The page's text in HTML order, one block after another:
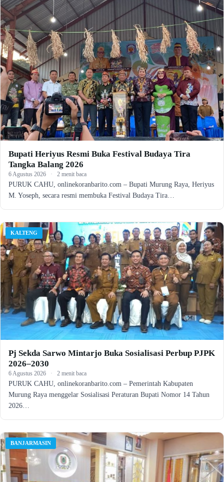
Bupati Heriyus Resmi Buka Festival Budaya Tira
Tangka Balang 2026
6 Agustus 2026 · 2 menit baca
PURUK CAHU, onlinekoranbarito.com – Bupati Murung Raya, Heriyus
M. Yoseph, secara resmi membuka Festival Budaya Tira…
KALTENG
Pj Sekda Sarwo Mintarjo Buka Sosialisasi Perbup PJPK
2026–2030
6 Agustus 2026 · 2 menit baca
PURUK CAHU, onlinekoranbarito.com – Pemerintah Kabupaten
Murung Raya menggelar Sosialisasi Peraturan Bupati Nomor 14 Tahun
2026…
BANJARMASIN